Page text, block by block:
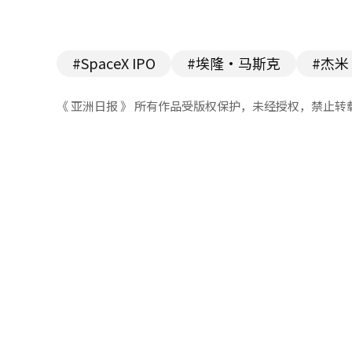
#SpaceX IPO #埃隆·马斯克 #杰
《 亚洲日报 》 所有作品受版权保护，未经授权，禁止转